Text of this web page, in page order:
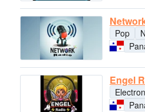
Pop
Engel